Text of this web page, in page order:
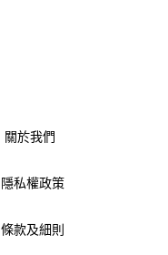
關於我們
隱私權政策
條款及細則